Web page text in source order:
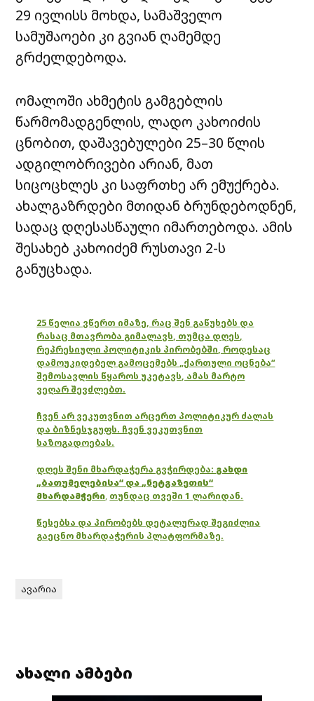
29 ივლისს მოხდა, სამაშველო
სამუშაოები კი გვიან ღამემდე
გრძელდებოდა.
ომალოში ახმეტის გამგებლის
წარმომადგენლის, ლადო კახოიძის
ცნობით, დაშავებულები 25–30 წლის
ადგილობრივები არიან, მათ
სიცოცხლეს კი საფრთხე არ ემუქრება.
ახალგაზრდები მთიდან ბრუნდებოდნენ,
სადაც დღესასწაული იმართებოდა. ამის
შესახებ კახოიძემ რუსთავი 2-ს
განუცხადა.
25 წელია ვწერთ იმაზე, რაც შენ გაწუხებს და
რასაც მთავრობა გიმალავს, თუმცა დღეს,
რეპრესიული პოლიტიკის პირობებში, როდესაც
დამოუკიდებელ გამოცემებს „ქართული ოცნება“
შემოსავლის წყაროს უკეტავს, ამას მარტო
ვეღარ შევძლებთ.
ჩვენ არ ვეკუთვნით არცერთ პოლიტიკურ ძალას
და ბიზნესჯგუფს. ჩვენ ვეკუთვნით
საზოგადოებას.
დღეს შენი მხარდაჭერა გვჭირდება: გახდი
„ბათუმელებისა“ და „ნეტგაზეთის“
მხარდამჭერი, თუნდაც თვეში 1 ლარიდან.
წესებსა და პირობებს დეტალურად შეგიძლია
გაეცნო მხარდაჭერის პლატფორმაზე.
ავარია
ახალი ამბები